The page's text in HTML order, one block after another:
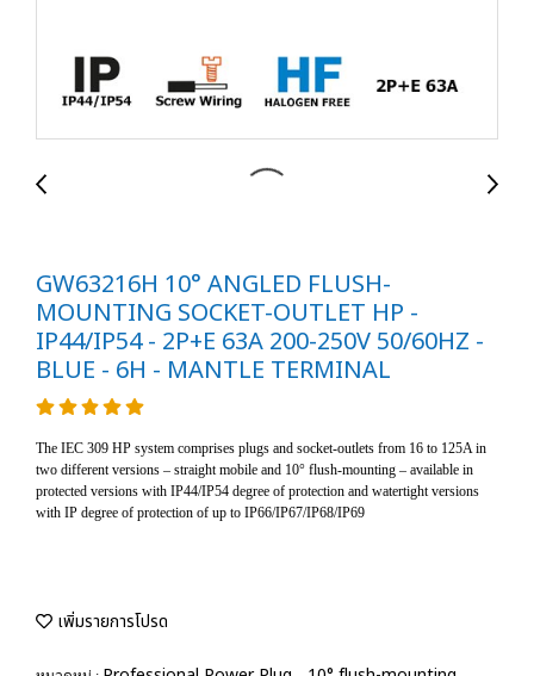
GW63216H 10° ANGLED FLUSH-
MOUNTING SOCKET-OUTLET HP -
IP44/IP54 - 2P+E 63A 200-250V 50/60HZ -
BLUE - 6H - MANTLE TERMINAL
The IEC 309 HP system comprises plugs and socket-outlets from 16 to 125A in
two different versions – straight mobile and 10° flush-mounting – available in
protected versions with IP44/IP54 degree of protection and watertight versions
with IP degree of protection of up to IP66/IP67/IP68/IP69
เพิ่มรายการโปรด